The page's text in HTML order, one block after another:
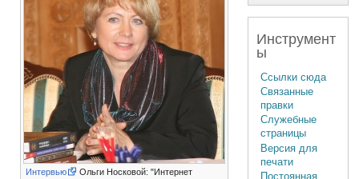
Интервью
Ольги Носковой: "Интернет
Инструмент
ы
Ссылки сюда
Связанные
правки
Служебные
страницы
Версия для
печати
Постоянная